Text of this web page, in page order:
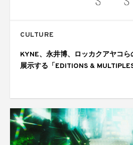
CULTURE
KYNE、永井博、ロッカクアヤコ
展示する「EDITIONS &